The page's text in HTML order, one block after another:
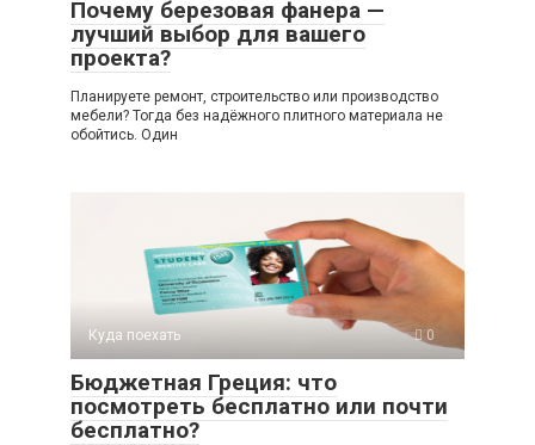
Почему березовая фанера —
лучший выбор для вашего
проекта?
Планируете ремонт, строительство или производство
мебели? Тогда без надёжного плитного материала не
обойтись. Один
Куда поехать 0
Бюджетная Греция: что
посмотреть бесплатно или почти
бесплатно?